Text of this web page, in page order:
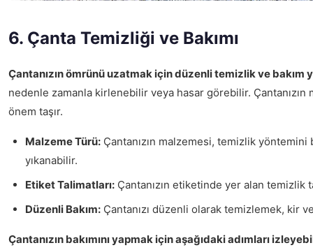
6. Çanta Temizliği ve Bakımı
Çantanızın ömrünü uzatmak için düzenli temizlik ve bakım
nedenle zamanla kirlenebilir veya hasar görebilir.
önem taşır.
Malzeme Türü: Çantanızın malzemesi, temizlik
yıkanabilir.
Etiket Talimatları: Çantanızın etiketinde yer alan temizlik
Düzenli Bakım: Çantanızı düzenli olarak temizlemek, kir
Çantanızın bakımını yapmak için aşağıdaki adımları